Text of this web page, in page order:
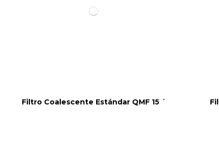
Filtro Coalescente Estándar QMF 15 ´